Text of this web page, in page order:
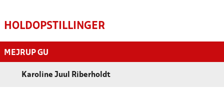
HOLDOPSTILLINGER
MEJRUP GU
Karoline Juul Riberholdt